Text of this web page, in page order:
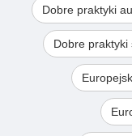
Dobre praktyki
Dobre praktyki